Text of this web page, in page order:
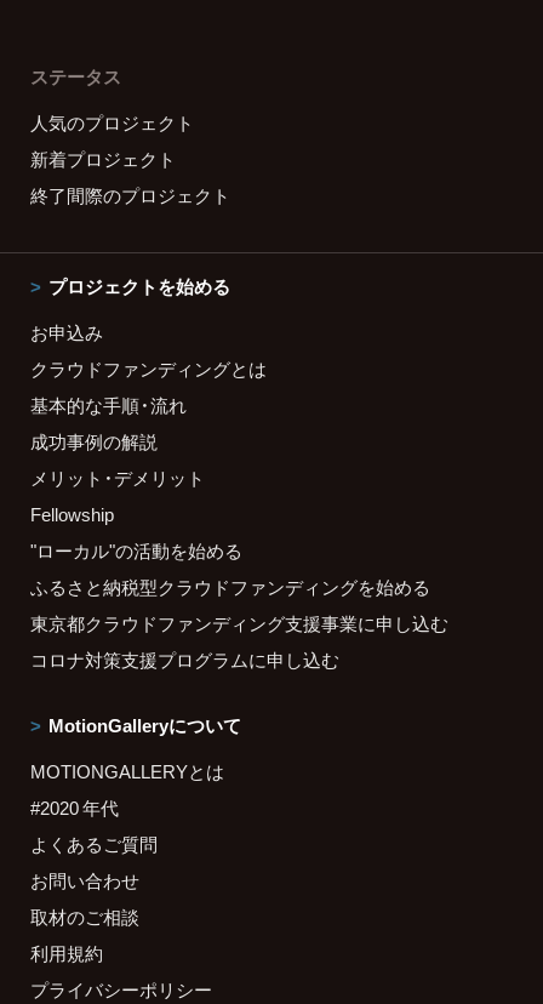
ステータス
人気のプロジェクト
新着プロジェクト
終了間際のプロジェクト
プロジェクトを始める
お申込み
クラウドファンディングとは
基本的な手順・流れ
成功事例の解説
メリット・デメリット
Fellowship
"ローカル"の活動を始める
ふるさと納税型クラウドファンディングを始める
東京都クラウドファンディング支援事業に申し込む
コロナ対策支援プログラムに申し込む
MotionGalleryについて
MOTIONGALLERYとは
#2020 年代
よくあるご質問
お問い合わせ
取材のご相談
利用規約
プライバシーポリシー